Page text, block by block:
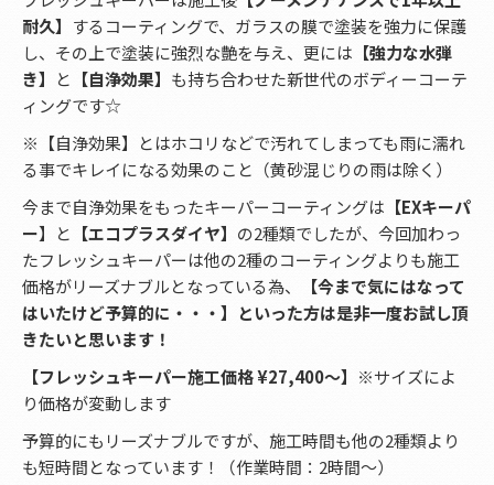
耐久】 するコーティングで、ガラスの膜で塗装を強力に保護
し、その上で塗装に強烈な艶を与え、更には 【強力な水弾
き】
と 【自浄効果】 も持ち合わせた新世代のボディーコーテ
ィングです☆
※【自浄効果】とはホコリなどで汚れてしまっても雨に濡れ
る事でキレイになる効果のこと（黄砂混じりの雨は除く）
今まで自浄効果をもったキーパーコーティングは 【EXキーパ
ー】と 【エコプラスダイヤ】 の2種類でしたが、今回加わっ
たフレッシュキーパーは他の2種のコーティングよりも施工
価格がリーズナブルとなっている為、
【今まで気にはなって
はいたけど予算的に・・・】といった方は是非一度お試し頂
きたいと思います！
【フレッシュキーパー施工価格 ¥27,400～】 ※サイズによ
り価格が変動します
予算的にもリーズナブルですが、施工時間も他の2種類より
も短時間となっています！（作業時間：2時間～）